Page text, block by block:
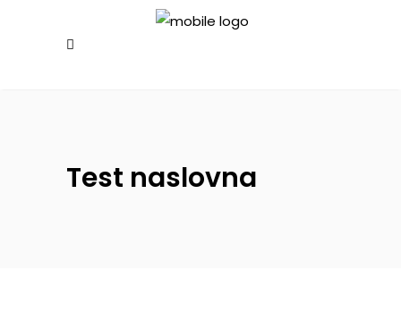
Test naslovna